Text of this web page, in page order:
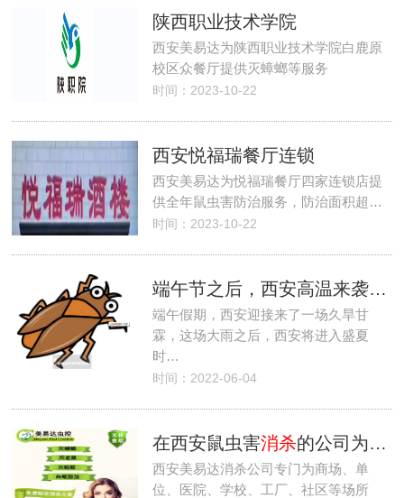
陕西职业技术学院
西安美易达为陕西职业技术学院白鹿原
校区众餐厅提供灭蟑螂等服务
时间：2023-10-22
西安悦福瑞餐厅连锁
西安美易达为悦福瑞餐厅四家连锁店提
供全年鼠虫害防治服务，防治面积超…
时间：2023-10-22
端午节之后，西安高温来袭，蟑螂肆虐，该怎么应对
端午假期，西安迎接来了一场久旱甘
霖，这场大雨之后，西安将进入盛夏
时…
时间：2022-06-04
在西安鼠虫害消杀的公司为什么选美易达
西安美易达消杀公司专门为商场、单
位、医院、学校、工厂、社区等场所